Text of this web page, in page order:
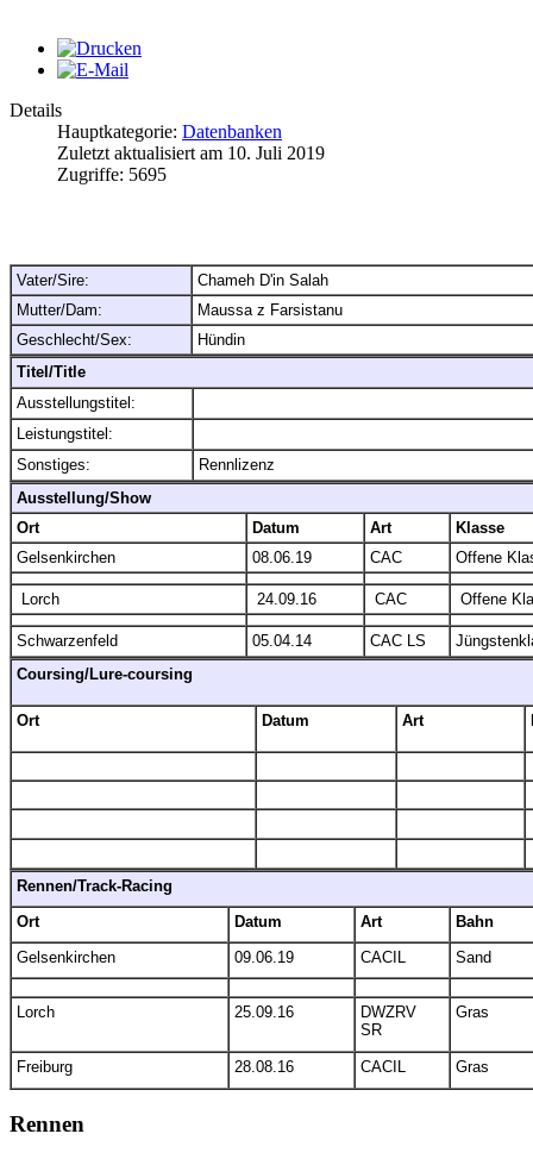
Details
Hauptkategorie: Datenbanken
Zuletzt aktualisiert am 10. Juli 2019
Zugriffe: 5695
Vater/Sire:
Chameh D'in Salah
Mutter/Dam:
Maussa z Farsistanu
Geschlecht/Sex:
Hündin
Titel/Title
Ausstellungstitel:
Leistungstitel:
Sonstiges:
Rennlizenz
Ausstellung/Show
Ort
Datum Art
Klasse
Gelsenkirchen
08.06.19 CAC Offene
Lorch 24.09.16 CAC Offene
Schwarzenfeld 05.04.14 CAC LS
Coursing/Lure-coursing
Ort Datum Art
Rennen/Track-Racing
Ort
Datum Art
Bahn
Gelsenkirchen
09.06.19 CACIL Sand
Lorch 25.09.16
DWZRV
SR
Gras
Freiburg 28.08.16 CACIL Gras
Rennen